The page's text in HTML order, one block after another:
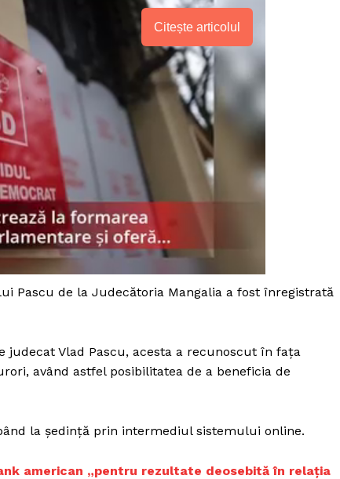
PRESShub
Proiecte editoriale
Citește articolul
Pascu de la Judecătoria Mangalia a fost înregistrată
Vlad Pascu, acesta a recunoscut în faţa
având astfel posibilitatea de a beneficia de
la şedinţă prin intermediul sistemului online.
american „pentru rezultate deosebită în relația